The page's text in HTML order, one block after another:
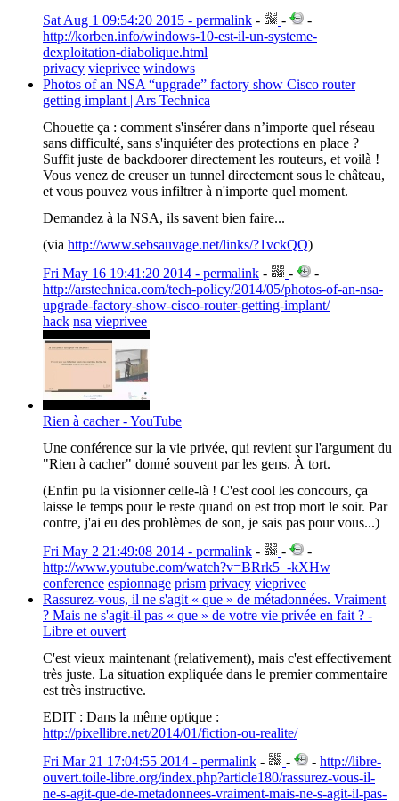
Sat Aug 1 09:54:20 2015 - permalink - -
-
http://korben.info/windows-10-est-il-un-systeme-
dexploitation-diabolique.html
privacy vieprivee windows
Photos of an NSA “upgrade” factory show Cisco router
getting implant | Ars Technica
Chouette ça : comment s'insérer dans n’importe quel réseau
sans difficulté, sans s'inquiéter des protections en place ?
Suffit juste de backdoorer directement les routeurs, et voilà !
Vous venez de creuser un tunnel directement sous le château,
et vous pouvez vous infiltrer à n'importe quel moment.
Demandez à la NSA, ils savent bien faire...
(via http://www.sebsauvage.net/links/?1vckQQ)
Fri May 16 19:41:20 2014 - permalink - -
-
http://arstechnica.com/tech-policy/2014/05/photos-of-an-nsa-
upgrade-factory-show-cisco-router-getting-implant/
hack nsa vieprivee
Rien à cacher - YouTube
Une conférence sur la vie privée, qui revient sur l'argument du
"Rien à cacher" donné souvent par les gens. À tort.
(Enfin pu la visionner celle-là ! C'est cool les concours, ça
laisse le temps pour le reste quand on est trop mort le soir. Par
contre, j'ai eu des problèmes de son, je sais pas pour vous...)
Fri May 2 21:49:08 2014 - permalink - -
-
http://www.youtube.com/watch?v=BRrk5_-kXHw
conference espionnage prism privacy vieprivee
Rassurez-vous, il ne s'agit « que » de métadonnées. Vraiment
? Mais ne s'agit-il pas « que » de votre vie privée en fait ? -
Libre et ouvert
C'est vieux maintenant (relativement), mais c'est effectivement
très juste. La situation expliquée dans le premier commentaire
est très instructive.
EDIT : Dans la même optique :
http://pixellibre.net/2014/01/fiction-ou-realite/
Fri Mar 21 17:04:55 2014 - permalink - - - http://libre-
ouvert.toile-libre.org/index.php?article180/rassurez-vous-il-
ne-s-agit-que-de-metadonnees-vraiment-mais-ne-s-agit-il-pas-